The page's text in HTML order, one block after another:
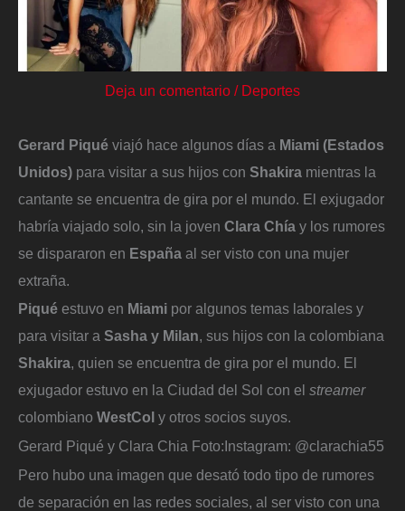
Deja un comentario / Deportes
Gerard Piqué viajó hace algunos días a Miami (Estados
Unidos) para visitar a sus hijos con Shakira mientras la
cantante se encuentra de gira por el mundo. El exjugador
habría viajado solo, sin la joven Clara Chía y los rumores
se dispararon en España al ser visto con una mujer
extraña.
Piqué estuvo en Miami por algunos temas laborales y
para visitar a Sasha y Milan, sus hijos con la colombiana
Shakira, quien se encuentra de gira por el mundo. El
exjugador estuvo en la Ciudad del Sol con el streamer
colombiano WestCol y otros socios suyos.
Gerard Piqué y Clara Chia Foto:Instagram: @clarachia55
Pero hubo una imagen que desató todo tipo de rumores
de separación en las redes sociales, al ser visto con una